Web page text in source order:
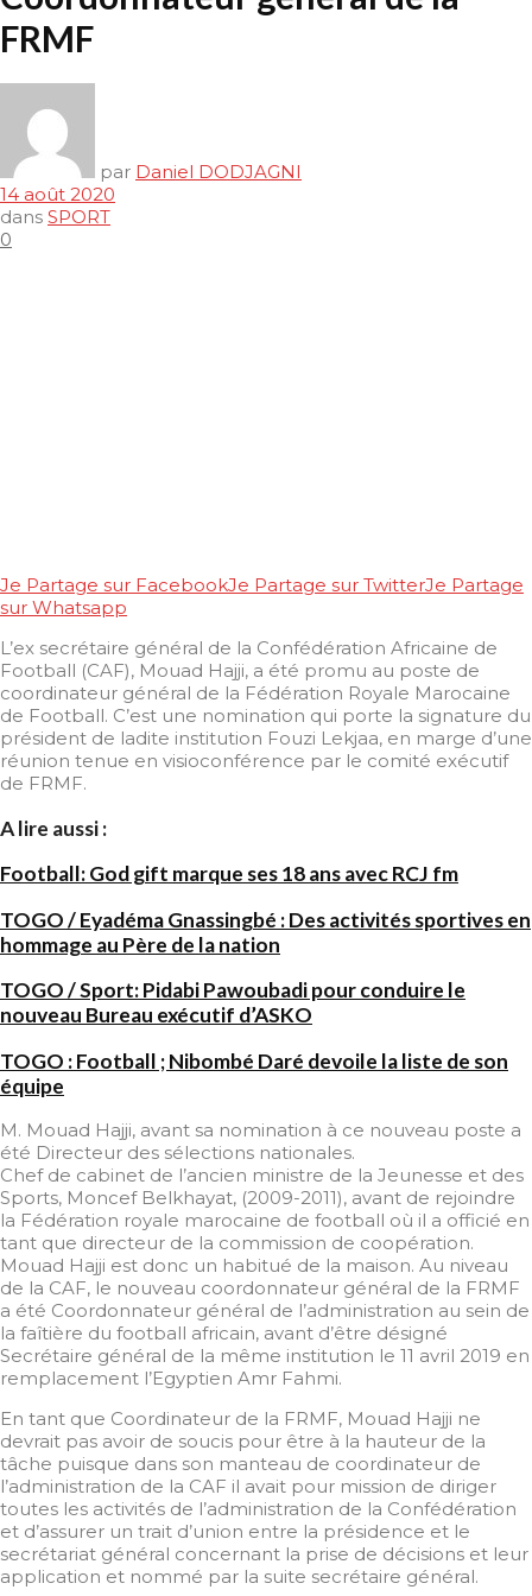
FRMF
par Daniel DODJAGNI
14 août 2020
dans SPORT
0
Je Partage sur FacebookJe Partage sur TwitterJe Partage
sur Whatsapp
L’ex secrétaire général de la Confédération Africaine de
Football (CAF), Mouad Hajji, a été promu au poste de
coordinateur général de la Fédération Royale Marocaine
de Football. C’est une nomination qui porte la signature du
président de ladite institution Fouzi Lekjaa, en marge d’une
réunion tenue en visioconférence par le comité exécutif
de FRMF.
A lire aussi :
Football: God gift marque ses 18 ans avec RCJ fm
TOGO / Eyadéma Gnassingbé : Des activités sportives en
hommage au Père de la nation
TOGO / Sport: Pidabi Pawoubadi pour conduire le
nouveau Bureau exécutif d’ASKO
TOGO : Football ; Nibombé Daré devoile la liste de son
équipe
M. Mouad Hajji, avant sa nomination à ce nouveau poste a
été Directeur des sélections nationales.
Chef de cabinet de l’ancien ministre de la Jeunesse et des
Sports, Moncef Belkhayat, (2009-2011), avant de rejoindre
la Fédération royale marocaine de football où il a officié en
tant que directeur de la commission de coopération.
Mouad Hajji est donc un habitué de la maison. Au niveau
de la CAF, le nouveau coordonnateur général de la FRMF
a été Coordonnateur général de l’administration au sein de
la faîtière du football africain, avant d’être désigné
Secrétaire général de la même institution le 11 avril 2019 en
remplacement l’Egyptien Amr Fahmi.
En tant que Coordinateur de la FRMF, Mouad Hajji ne
devrait pas avoir de soucis pour être à la hauteur de la
tâche puisque dans son manteau de coordinateur de
l’administration de la CAF il avait pour mission de diriger
toutes les activités de l’administration de la Confédération
et d’assurer un trait d’union entre la présidence et le
secrétariat général concernant la prise de décisions et leur
application et nommé par la suite secrétaire général.